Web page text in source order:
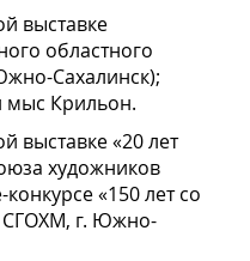
выставке
областного
Сахалинск);
мыс Крильон.
выставке «20 лет
художников
«150 лет со
СГОХМ, г. Южно-